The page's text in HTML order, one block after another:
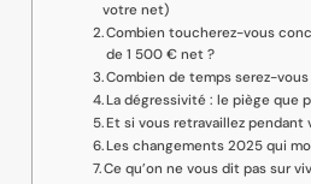
votre net)
Combien toucherez-vous
de 1 500 € net ?
Combien de temps serez-
La dégressivité : le piège que
Et si vous retravaillez pendant
Les changements 2025 qui
Ce qu’on ne vous dit pas sur